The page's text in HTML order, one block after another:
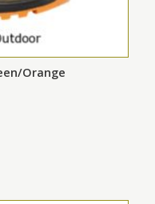
Orange